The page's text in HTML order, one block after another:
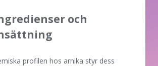
och
profilen hos arnika styr dess